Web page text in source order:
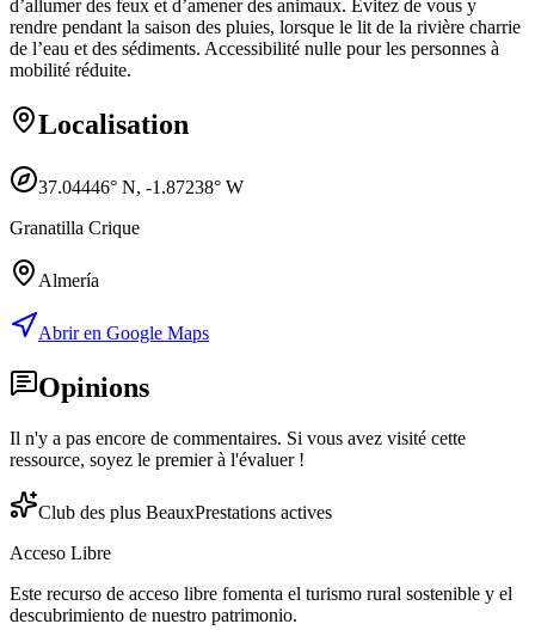
d’allumer des feux et d’amener des animaux. Évitez de vous y
rendre pendant la saison des pluies, lorsque le lit de la rivière charrie
de l’eau et des sédiments. Accessibilité nulle pour les personnes à
mobilité réduite.
Localisation
37.04446° N, -1.87238° W
Granatilla Crique
Almería
Abrir en Google Maps
Opinions
Il n'y a pas encore de commentaires. Si vous avez visité cette
ressource, soyez le premier à l'évaluer !
Club des plus BeauxPrestations actives
Acceso Libre
Este recurso de acceso libre fomenta el turismo rural sostenible y el
descubrimiento de nuestro patrimonio.